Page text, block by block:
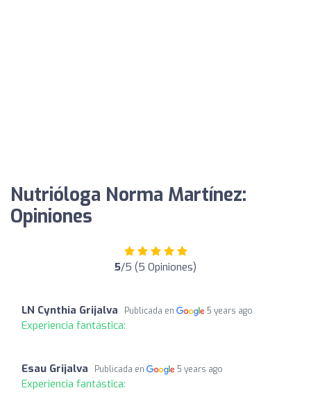
Nutrióloga Norma Martínez:
Opiniones
5/5 (5 Opiniones)
LN Cynthia Grijalva Publicada en 5 years ago
Experiencia fantástica:
Esau Grijalva Publicada en 5 years ago
Experiencia fantástica: